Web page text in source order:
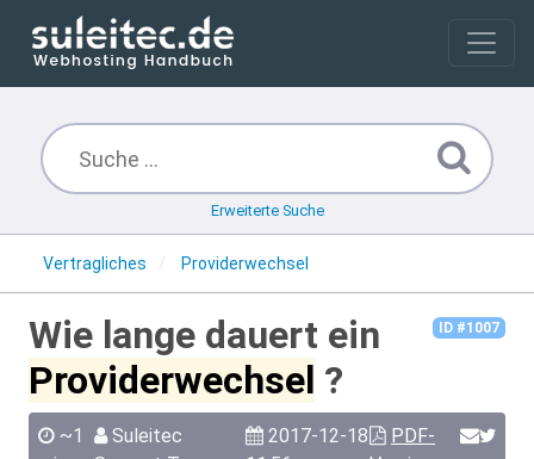
Erweiterte Suche
Vertragliches Providerwechsel
ID #1007
Wie lange dauert ein
Providerwechsel ?
~1
Suleitec
2017-12-18
PDF-